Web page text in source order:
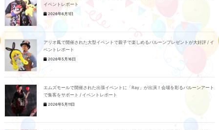
イベントレポート
2026年6月1日
アリオ鳳で開催された大型イベントで親子で楽しめるバルーンプレゼントが大好評 / イ
ベントレポート
2026年5月16日
エムズモールで開催された出張イベントに「Ray」が出演！会場を彩るバルーンアート
で集客をサポート / イベントレポート
2026年5月11日